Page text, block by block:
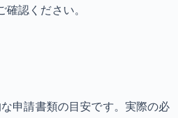
認ください。
申請書類の目安です。実際の必